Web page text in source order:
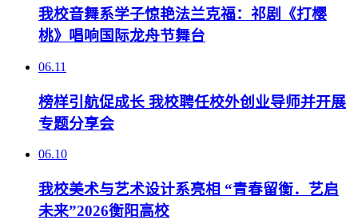
我校音舞系学子惊艳法兰克福：祁剧《打樱
桃》唱响国际龙舟节舞台
06.11
榜样引航促成长 我校聘任校外创业导师并开展
专题分享会
06.10
我校美术与艺术设计系亮相 “青春留衡．艺启
未来”2026衡阳高校